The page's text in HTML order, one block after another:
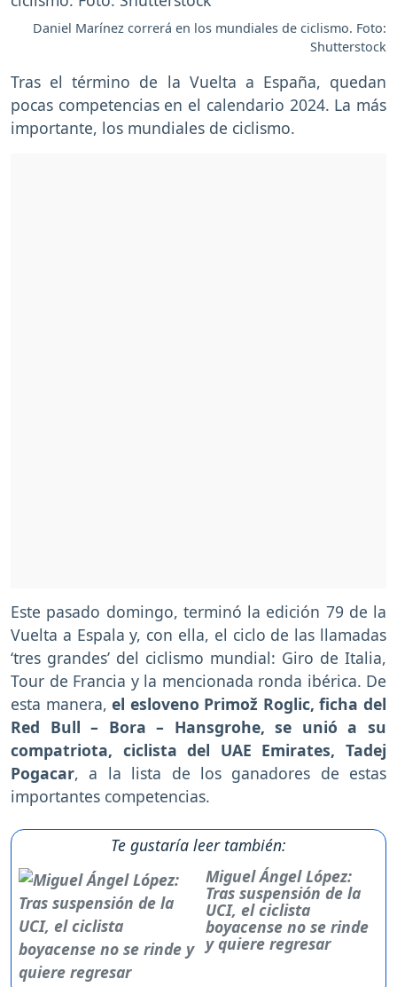
Daniel Marínez correrá en los mundiales de ciclismo. Foto:
Shutterstock
Tras el término de la Vuelta a España, quedan
pocas competencias en el calendario 2024. La más
importante, los mundiales de ciclismo.
Este pasado domingo, terminó la edición 79 de la
Vuelta a Espala y, con ella, el ciclo de las llamadas
‘tres grandes’ del ciclismo mundial: Giro de Italia,
Tour de Francia y la mencionada ronda ibérica. De
esta manera,el esloveno Primož Roglic, ficha del
Red Bull – Bora – Hansgrohe, se unió a su
compatriota, ciclista del UAE Emirates, Tadej
Pogacar, a la lista de los ganadores de estas
importantes competencias.
Te gustaría leer también:
Miguel Ángel López:
Tras suspensión de la
UCI, el ciclista
boyacense no se rinde
y quiere regresar